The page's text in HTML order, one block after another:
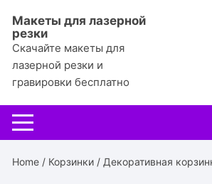
содержимому
Макеты для лазерной
резки
Скачайте макеты для
лазерной резки и
гравировки бесплатно
Home / Корзинки / Декоративная